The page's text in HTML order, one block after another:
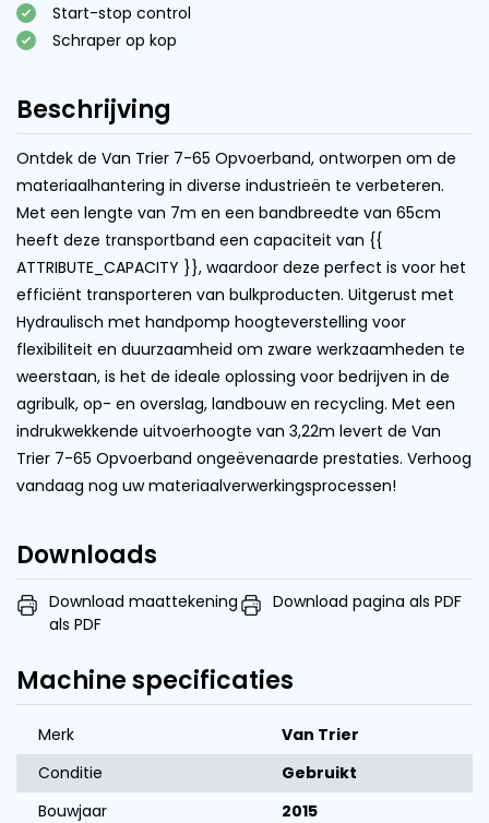
Start-stop control
Schraper op kop
Beschrijving
Ontdek de Van Trier 7-65 Opvoerband, ontworpen om de
materiaalhantering in diverse industrieën te verbeteren.
Met een lengte van 7m en een bandbreedte van 65cm
heeft deze transportband een capaciteit van {{
ATTRIBUTE_CAPACITY }}, waardoor deze perfect is voor het
efficiënt transporteren van bulkproducten. Uitgerust met
Hydraulisch met handpomp hoogteverstelling voor
flexibiliteit en duurzaamheid om zware werkzaamheden te
weerstaan, is het de ideale oplossing voor bedrijven in de
agribulk, op- en overslag, landbouw en recycling. Met een
indrukwekkende uitvoerhoogte van 3,22m levert de Van
Trier 7-65 Opvoerband ongeëvenaarde prestaties. Verhoog
vandaag nog uw materiaalverwerkingsprocessen!
Downloads
Download maattekening
als PDF
Download pagina als PDF
Machine specificaties
Merk
Van Trier
Conditie
Gebruikt
Bouwjaar
2015